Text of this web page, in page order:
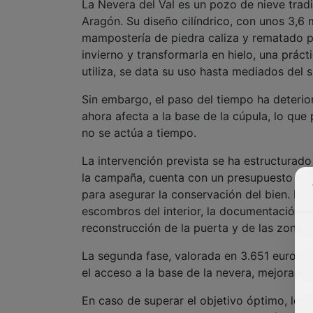
La Nevera del Val es un pozo de nieve
Aragón. Su diseño cilíndrico, con unos
mampostería de piedra caliza y rematado
invierno y transformarla en hielo, una
utiliza, se data su uso hasta mediados del
Sin embargo, el paso del tiempo ha
ahora afecta a la base de la cúpula, lo
no se actúa a tiempo.
La intervención prevista se ha
la campaña, cuenta con un presupuesto
para asegurar la conservación del bien.
escombros del interior, la documentación
reconstrucción de la puerta y de las zonas
La segunda fase, valorada en 3.651 euros
el acceso a la base de la nevera,
En caso de superar el objetivo óptimo, los